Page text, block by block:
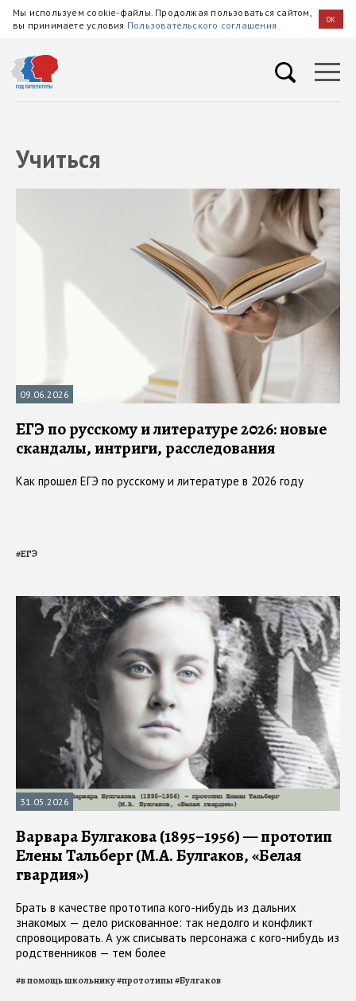
Мы используем cookie-файлы. Продолжая пользоваться сайтом,
вы принимаете условия Пользовательского соглашения OK
Учиться
09.06.2026
ЕГЭ по русскому и литературе 2026: новые
скандалы, интриги, расследования
Как прошел ЕГЭ по русскому и литературе в 2026 году
#ЕГЭ
31.05.2026
Варвара Булгакова (1895–1956) — прототип
Елены Тальберг (М.А. Булгаков, «Белая
гвардия»)
Брать в качестве прототипа кого-нибудь из дальних
знакомых — дело рискованное: так недолго и конфликт
спровоцировать. А уж списывать персонажа с кого-нибудь из
родственников — тем более
#в помощь школьнику#прототипы#Булгаков